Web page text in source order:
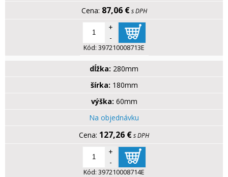
87,06 € s DPH
+
-
Kód: 397210008713E
dĺžka: 280mm
šírka: 180mm
výška: 60mm
Na objednávku
127,26 €s DPH
+
-
Kód: 397210008714E